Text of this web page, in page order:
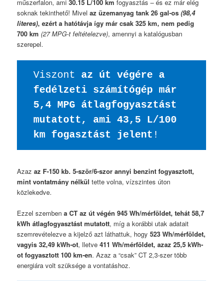
műszerfalon, ami30.15 L/100 km fogyasztás – és ez már elég
soknak tekinthető! Mivelaz üzemanyag tank 26 gal-os(98,4
literes), ezért a hatótávja így már csak 325 km, nem pedig
700 km (27 MPG-t feltételezve), amennyi a katalógusban
szerepel.
Viszont az út végére a
fedélzeti számítógép már
5,4 MPG átlagfogyasztást
mutatott, ami 43,5 L/100
km fogasztást jelent !
Azazaz F-150 kb. 5-ször/6-szor annyi benzint fogyasztott,
mint vontatmány nélkül tette volna, vízszintes úton
közlekedve.
Ezzel szembena CT az út végén 945 Wh/mérföldet, tehát 58,7
kWh átlagfogyasztást mutatott, míg a korábbi utak adatait
szemrevételezve a kijelző azt láthattuk, hogy523 Wh/mérföldet,
vagyis 32,49 kWh-ot, lletve411 Wh/mérföldet, azaz 25,5 kWh-
ot fogyasztott 100 km-en. Azaz a “csak” CT 2,3-szer több
energiára volt szüksége a vontatáshoz.